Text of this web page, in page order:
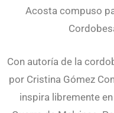
Acosta compuso
Con autoría de la
por Cristina Gómez
inspira libremente